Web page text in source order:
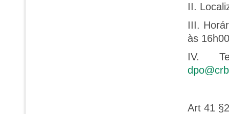
II.
III.
às 16h00
IV.
Art 41